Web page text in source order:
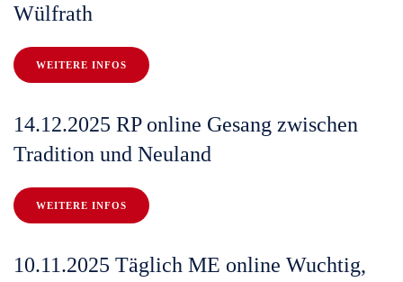
Wülfrath
WEITERE INFOS
14.12.2025 RP online Gesang zwischen
Tradition und Neuland
WEITERE INFOS
10.11.2025 Täglich ME online Wuchtig,